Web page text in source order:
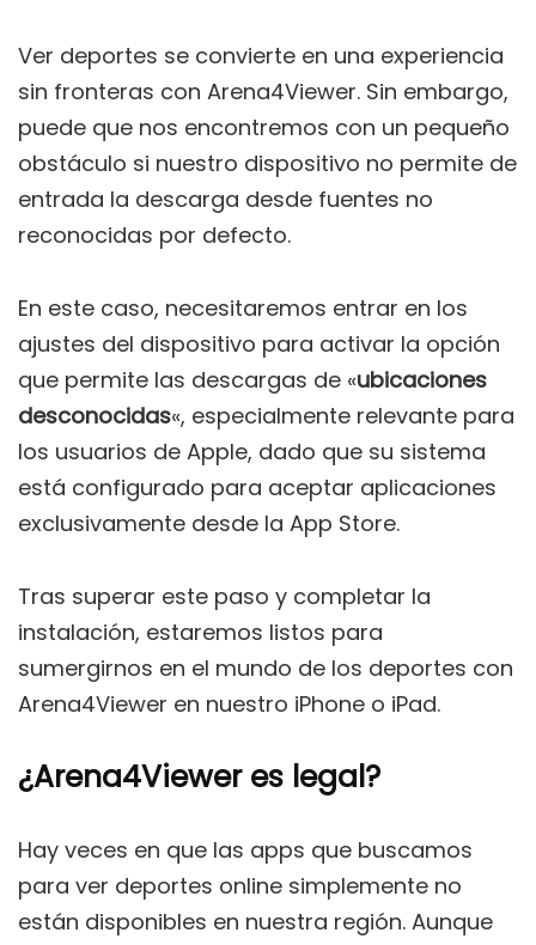
Ver deportes se convierte en una experiencia
sin fronteras con Arena4Viewer. Sin embargo,
puede que nos encontremos con un pequeño
obstáculo si nuestro dispositivo no permite de
entrada la descarga desde fuentes no
reconocidas por defecto.
En este caso, necesitaremos entrar en los
ajustes del dispositivo para activar la opción
que permite las descargas de «ubicaciones
desconocidas«, especialmente relevante para
los usuarios de Apple, dado que su sistema
está configurado para aceptar aplicaciones
exclusivamente desde la App Store.
Tras superar este paso y completar la
instalación, estaremos listos para
sumergirnos en el mundo de los deportes con
Arena4Viewer en nuestro iPhone o iPad.
¿Arena4Viewer es legal?
Hay veces en que las apps que buscamos
para ver deportes online simplemente no
están disponibles en nuestra región. Aunque